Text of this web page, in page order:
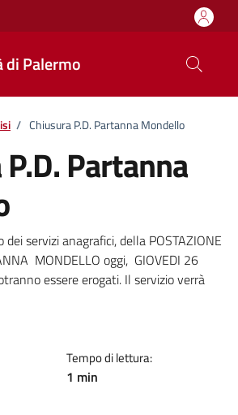
di Palermo
/ Chiusura P.D. Partanna Mondello
Partanna
notizia
servizi anagrafici, della POSTAZIONE
MONDELLO oggi, GIOVEDI 26
essere erogati. Il servizio verrà
Tempo di lettura:
1 min